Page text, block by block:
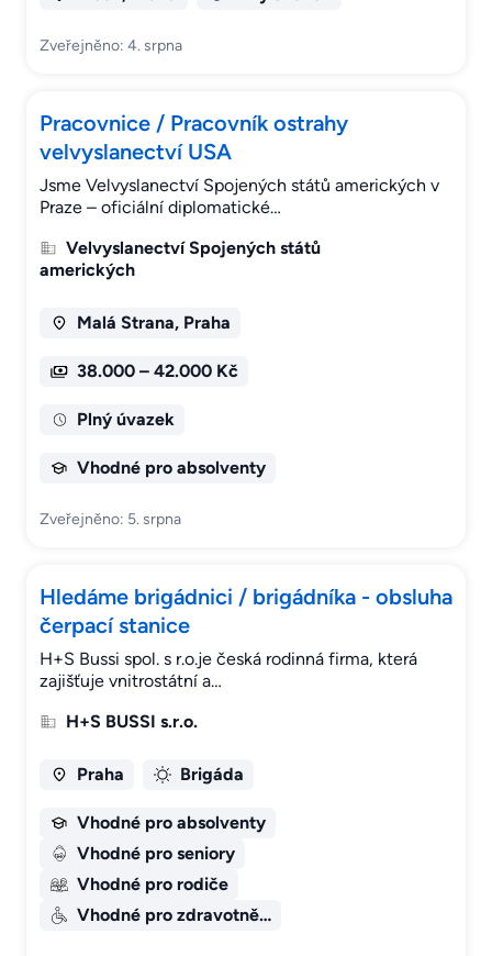
Zveřejněno: 4. srpna
Pracovnice / Pracovník ostrahy
velvyslanectví USA
Jsme Velvyslanectví Spojených států amerických v
Praze – oficiální diplomatické…
Velvyslanectví Spojených států
amerických
Malá Strana, Praha
38.000 – 42.000 Kč
Plný úvazek
Vhodné pro absolventy
Zveřejněno: 5. srpna
Hledáme brigádnici / brigádníka - obsluha
čerpací stanice
H+S Bussi spol. s r.o.je česká rodinná firma, která
zajišťuje vnitrostátní a…
H+S BUSSI s.r.o.
Praha Brigáda
Vhodné pro absolventy
Vhodné pro seniory
Vhodné pro rodiče
Vhodné pro zdravotně…